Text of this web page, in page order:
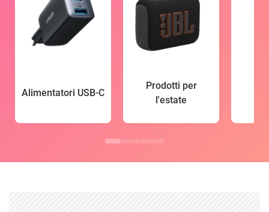
Alimentatori USB-C
Prodotti per
l'estate